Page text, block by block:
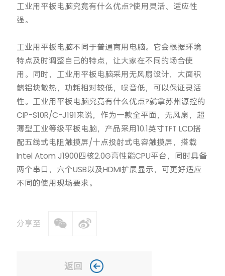
工业用平板电脑究竟有什么优点?使用灵活、适应性
强。
工业用平板电脑不同于普通商用电脑。它会根据环境
特点及时调整自己的特点，让大家在不同的场合使
用。同时，工业用平板电脑采用无风扇设计，大面积
鳍铝块散热，功耗相对较低，噪音低，可以保证灵活
性。工业用平板电脑究竟有什么优点?就拿苏州源控的
CIP-S10R/C-J191来说，作为一款全平面，无风扇，超
薄型工业等级平板电脑，产品采用10.1英寸TFT LCD搭
配五线式电阻触摸屏/十点投射式电容触摸屏，搭载
Intel Atom J1900四核2.0G高性能CPU平台，同时具备
两个串口，六个USB以及HDMI扩展显示，可更好适应
不同的使用现场要求。
分享至
返回